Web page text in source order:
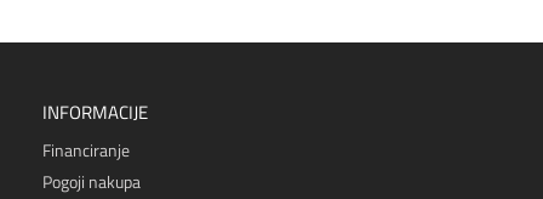
INFORMACIJE
Financiranje
Pogoji nakupa